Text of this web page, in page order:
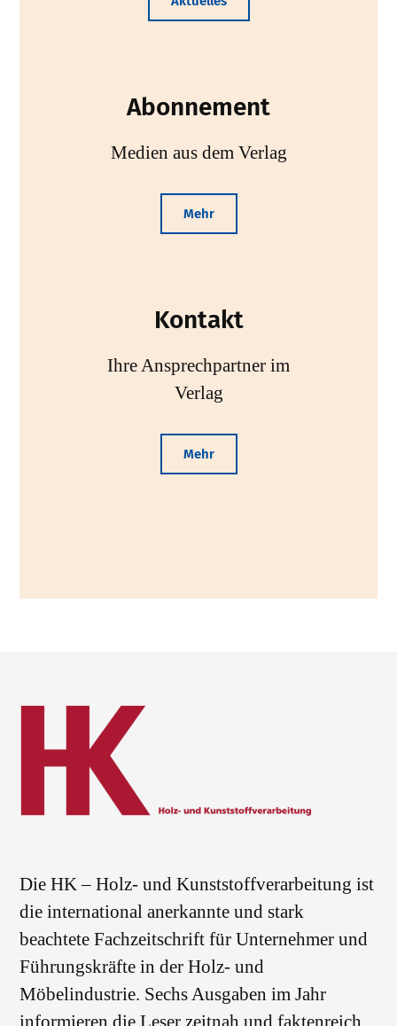
Abonnement
Medien aus dem Verlag
Mehr
Kontakt
Ihre Ansprechpartner im
Verlag
Mehr
Die HK – Holz- und Kunststoffverarbeitung ist
die international anerkannte und stark
beachtete Fachzeitschrift für Unternehmer und
Führungskräfte in der Holz- und
Möbelindustrie. Sechs Ausgaben im Jahr
informieren die Leser zeitnah und faktenreich